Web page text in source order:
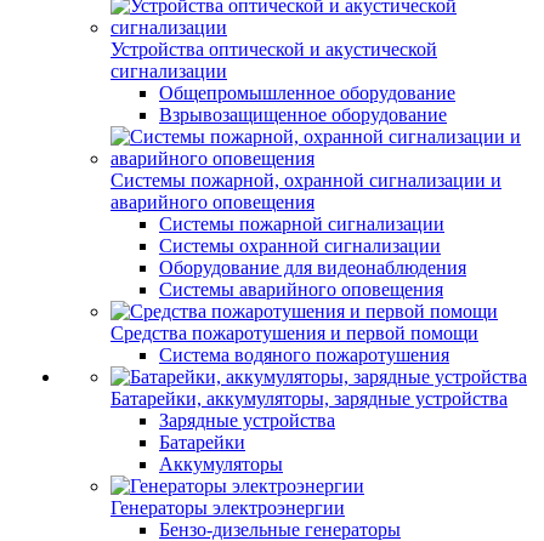
Устройства оптической и акустической
сигнализации
Общепромышленное оборудование
Взрывозащищенное оборудование
Системы пожарной, охранной сигнализации и
аварийного оповещения
Системы пожарной сигнализации
Системы охранной сигнализации
Оборудование для видеонаблюдения
Системы аварийного оповещения
Средства пожаротушения и первой помощи
Система водяного пожаротушения
Батарейки, аккумуляторы, зарядные устройства
Зарядные устройства
Батарейки
Аккумуляторы
Генераторы электроэнергии
Бензо-дизельные генераторы